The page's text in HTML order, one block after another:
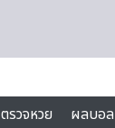
ตรวจหวย ผลบอล